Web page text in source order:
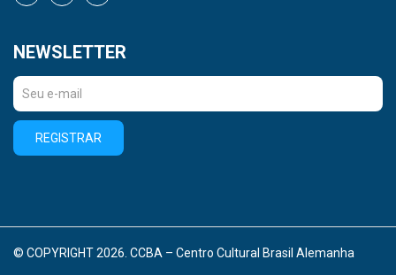
NEWSLETTER
REGISTRAR
© COPYRIGHT 2026. CCBA – Centro Cultural Brasil Alemanha